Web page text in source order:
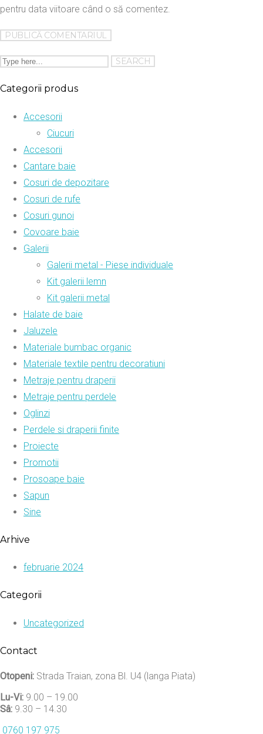
pentru data viitoare când o să comentez.
Categorii produs
Accesorii
Ciucuri
Accesorii
Cantare baie
Cosuri de depozitare
Cosuri de rufe
Cosuri gunoi
Covoare baie
Galerii
Galerii metal - Piese individuale
Kit galerii lemn
Kit galerii metal
Halate de baie
Jaluzele
Materiale bumbac organic
Materiale textile pentru decoratiuni
Metraje pentru draperii
Metraje pentru perdele
Oglinzi
Perdele si draperii finite
Proiecte
Promotii
Prosoape baie
Sapun
Sine
Arhive
februarie 2024
Categorii
Uncategorized
Contact
Otopeni: Strada Traian, zona Bl. U4 (langa Piata)
Lu-Vi: 9.00 – 19.00
Sâ: 9.30 – 14.30
0760 197 975